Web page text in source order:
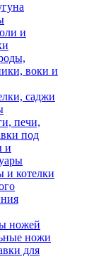
и
воки и
саджи
печи,
под
и
и котелки
ножей
ножи
для